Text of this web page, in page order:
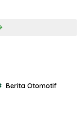
Berita Otomotif